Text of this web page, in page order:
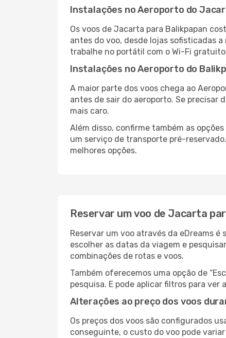
Instalações no Aeroporto do
Os voos de Jacarta para Balikpapan
antes do voo, desde lojas sofisticadas
trabalhe no portátil com o Wi-Fi
Instalações no Aeroporto do
A maior parte dos voos chega ao
antes de sair do aeroporto. Se precisar
mais caro.
Além disso, confirme também as
um serviço de transporte pré-
melhores opções.
Reservar um voo de Jacarta
Reservar um voo através da eDreams
escolher as datas da viagem e
combinações de rotas e voos.
Também oferecemos uma opção de
pesquisa. E pode aplicar filtros para
Alterações ao preço dos voos
Os preços dos voos são configurados
conseguinte, o custo do voo pode